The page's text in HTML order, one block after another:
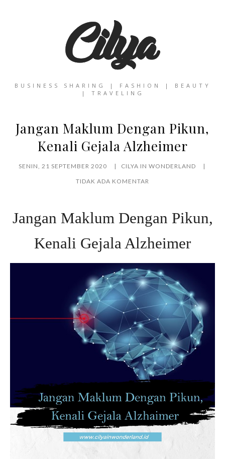
BUSINESS SHARING | FASHION | BEAUTY
| TRAVELING
Jangan Maklum Dengan Pikun,
Kenali Gejala Alzheimer
SENIN, 21 SEPTEMBER 2020
CILYA IN WONDERLAND
TIDAK ADA KOMENTAR
Jangan Maklum Dengan Pikun,
Kenali Gejala Alzheimer